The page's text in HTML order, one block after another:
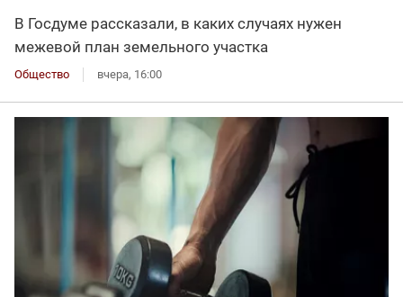
В Госдуме рассказали, в каких случаях нужен
межевой план земельного участка
Общество вчера, 16:00